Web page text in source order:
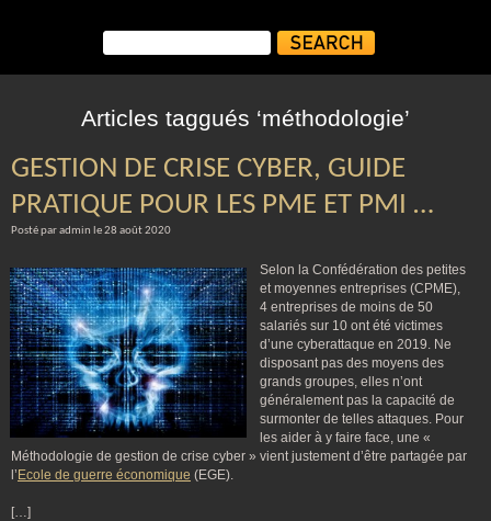
Articles taggués ‘méthodologie’
GESTION DE CRISE CYBER, GUIDE
PRATIQUE POUR LES PME ET PMI …
Posté par admin le 28 août 2020
Selon la Confédération des petites
et moyennes entreprises (CPME),
4 entreprises de moins de 50
salariés sur 10 ont été victimes
d’une cyberattaque en 2019. Ne
disposant pas des moyens des
grands groupes, elles n’ont
généralement pas la capacité de
surmonter de telles attaques. Pour
les aider à y faire face, une «
Méthodologie de gestion de crise cyber » vient justement d’être partagée par
l’ Ecole de guerre économique (EGE).
[…]